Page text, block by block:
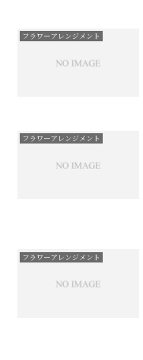
フラワーアレンジメント
フラワーアレンジメント
フラワーアレンジメント